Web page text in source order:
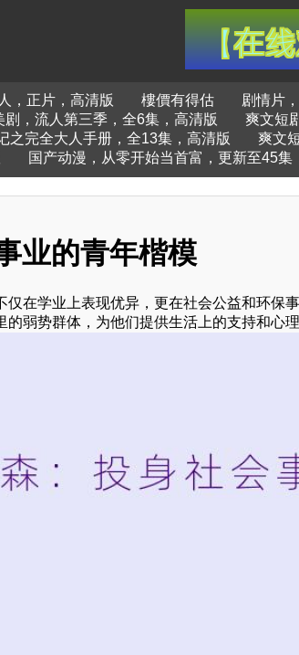
，正片，高清版 樓價有得估 剧情片
剧，流人第三季，全6集，高清版 爽文短
之完全大人手册，全13集，高清版 爽文
国产动漫，从零开始当首富，更新至45集
业的青年楷模
在学业上表现优异，更在社会公益和环保
弱势群体，为他们提供生活上的支持和心理